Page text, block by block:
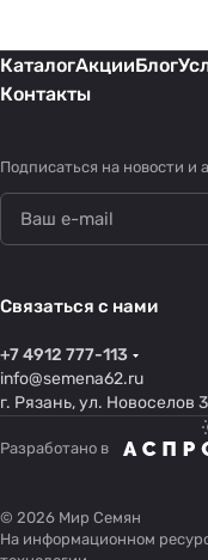
КаталогАкцииБлог
Контакты
Подписаться на новости и
Связаться с нами
+7 4912 777-113
info@semena62.ru
г. Рязань, ул. Новоселов
Разработано в
© 2026 Мир Семян
На информационном